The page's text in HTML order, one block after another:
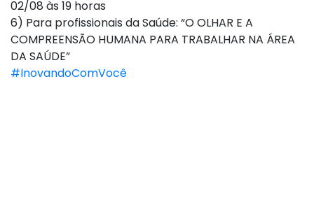
02/08 às 19 horas
6) Para profissionais da Saúde: “O OLHAR E A
COMPREENSÃO HUMANA PARA TRABALHAR NA ÁREA
DA SAÚDE”
#InovandoComVocê